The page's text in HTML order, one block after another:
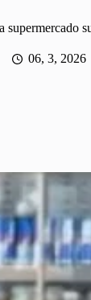
supermercado
06, 3, 2026